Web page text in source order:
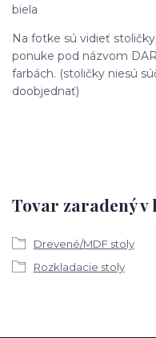
biela
Na fotke sú vidieť
ponuke pod názvom
farbách. (stoličky niesú
doobjednať)
Tovar zaradený
Drevené/MDF stoly
Rozkladacie stoly